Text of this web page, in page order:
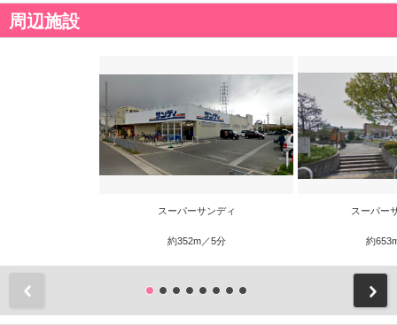
周辺施設
スーパーサンディ
約352m／5分
スーパー
約